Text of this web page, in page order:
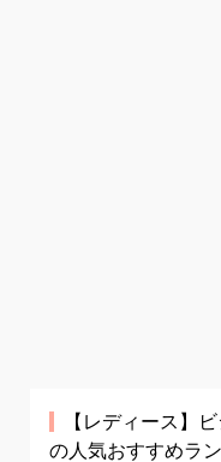
【レディース】
の人気おすすめラ